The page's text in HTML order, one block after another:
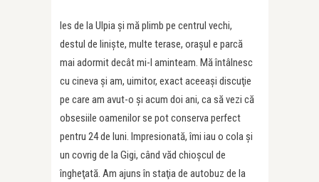
Ies de la Ulpia şi mă plimb pe centrul vechi,
destul de linişte, multe terase, oraşul e parcă
mai adormit decât mi-l aminteam. Mă întâlnesc
cu cineva şi am, uimitor, exact aceeaşi discuţie
pe care am avut-o şi acum doi ani, ca să vezi că
obsesiile oamenilor se pot conserva perfect
pentru 24 de luni. Impresionată, îmi iau o cola şi
un covrig de la Gigi, când văd chioşcul de
îngheţată. Am ajuns în staţia de autobuz de la